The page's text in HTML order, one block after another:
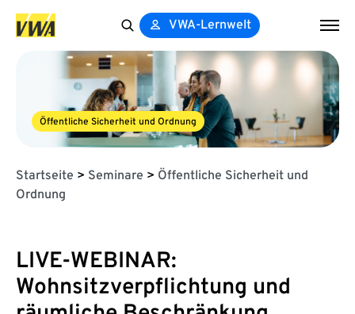
for:
VWA-Lernwelt
Öffentliche Sicherheit und Ordnung
Startseite > Seminare > Öffentliche Sicherheit und
Ordnung
LIVE-WEBINAR:
Wohnsitzverpflichtung und